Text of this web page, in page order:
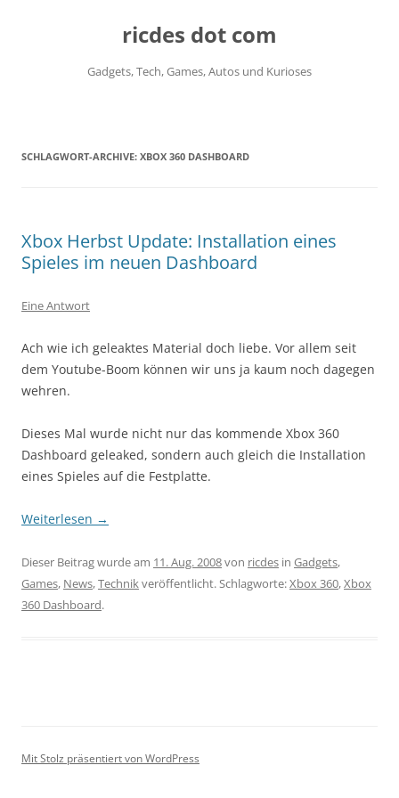
ricdes dot com
Gadgets, Tech, Games, Autos und Kurioses
SCHLAGWORT-ARCHIVE: XBOX 360 DASHBOARD
Xbox Herbst Update: Installation eines
Spieles im neuen Dashboard
Eine Antwort
Ach wie ich geleaktes Material doch liebe. Vor allem seit
dem Youtube-Boom können wir uns ja kaum noch dagegen
wehren.
Dieses Mal wurde nicht nur das kommende Xbox 360
Dashboard geleaked, sondern auch gleich die Installation
eines Spieles auf die Festplatte.
Weiterlesen →
Dieser Beitrag wurde am 11. Aug. 2008von ricdes in Gadgets,
Games, News,Technikveröffentlicht. Schlagworte:Xbox 360,Xbox
360 Dashboard.
Mit Stolz präsentiert von WordPress